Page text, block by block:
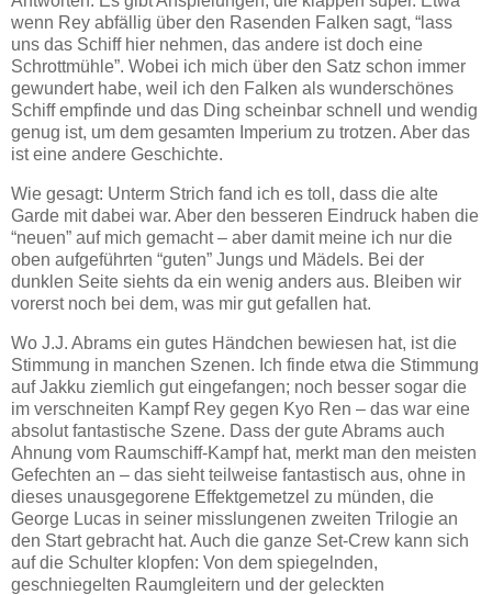
wenn Rey abfällig über den Rasenden Falken sagt, “lass
uns das Schiff hier nehmen, das andere ist doch eine
Schrottmühle”. Wobei ich mich über den Satz schon immer
gewundert habe, weil ich den Falken als wunderschönes
Schiff empfinde und das Ding scheinbar schnell und wendig
genug ist, um dem gesamten Imperium zu trotzen. Aber das
ist eine andere Geschichte.
Wie gesagt: Unterm Strich fand ich es toll, dass die alte
Garde mit dabei war. Aber den besseren Eindruck haben die
“neuen” auf mich gemacht – aber damit meine ich nur die
oben aufgeführten “guten” Jungs und Mädels. Bei der
dunklen Seite siehts da ein wenig anders aus. Bleiben wir
vorerst noch bei dem, was mir gut gefallen hat.
Wo J.J. Abrams ein gutes Händchen bewiesen hat, ist die
Stimmung in manchen Szenen. Ich finde etwa die Stimmung
auf Jakku ziemlich gut eingefangen; noch besser sogar die
im verschneiten Kampf Rey gegen Kyo Ren – das war eine
absolut fantastische Szene. Dass der gute Abrams auch
Ahnung vom Raumschiff-Kampf hat, merkt man den meisten
Gefechten an – das sieht teilweise fantastisch aus, ohne in
dieses unausgegorene Effektgemetzel zu münden, die
George Lucas in seiner misslungenen zweiten Trilogie an
den Start gebracht hat. Auch die ganze Set-Crew kann sich
auf die Schulter klopfen: Von dem spiegelnden,
geschniegelten Raumgleitern und der geleckten